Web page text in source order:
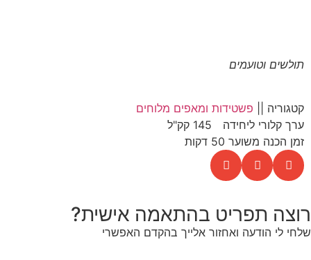
תולשים וטועמים
קטגוריה || פשטידות ומאפים מלוחים
ערך קלורי ליחידה
145 קק"ל
זמן הכנה משוער 50 דקות
רוצה תפריט בהתאמה אישית?
שלחי לי הודעה ואחזור אלייך בהקדם האפשרי